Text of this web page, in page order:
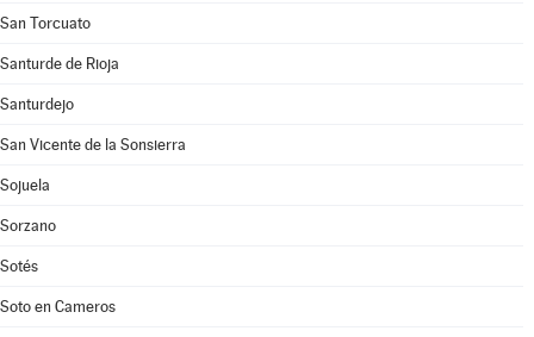
San Torcuato
Santurde de Rioja
Santurdejo
San Vicente de la Sonsierra
Sojuela
Sorzano
Sotés
Soto en Cameros